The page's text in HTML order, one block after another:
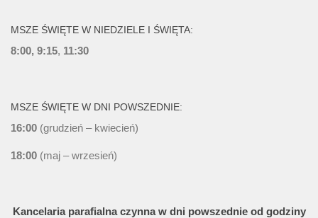
MSZE ŚWIĘTE W NIEDZIELE I ŚWIĘTA:
8:00, 9:15, 11:30
MSZE ŚWIĘTE W DNI POWSZEDNIE:
16:00 (grudzień – kwiecień)
18:00 (maj – wrzesień)
Kancelaria parafialna czynna w dni powszednie od godziny